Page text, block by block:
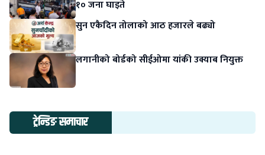
१० जना घाइते
सुन एकैदिन तोलाको आठ हजारले बढ्यो
लगानीको बोर्डको सीईओमा यांकी उक्याब नियुक्त
ट्रेन्डिङ समाचार